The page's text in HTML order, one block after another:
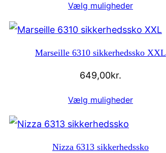
Vælg muligheder
Marseille 6310 sikkerhedssko XXL
649,00kr.
Vælg muligheder
Nizza 6313 sikkerhedssko